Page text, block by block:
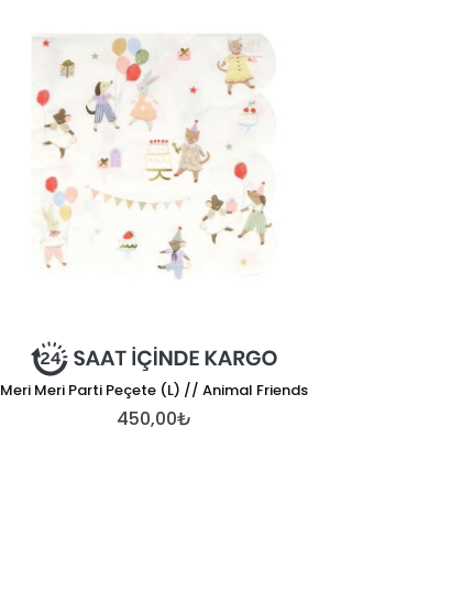
Meri Meri Parti Peçete (L) // Animal Friends
450,00₺